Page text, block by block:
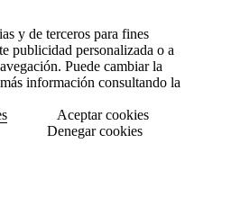
y de terceros para fines
publicidad personalizada o a
Puede cambiar la
información consultando la
Aceptar cookies
Denegar cookies